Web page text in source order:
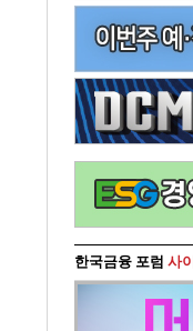
한국금융 포럼 사